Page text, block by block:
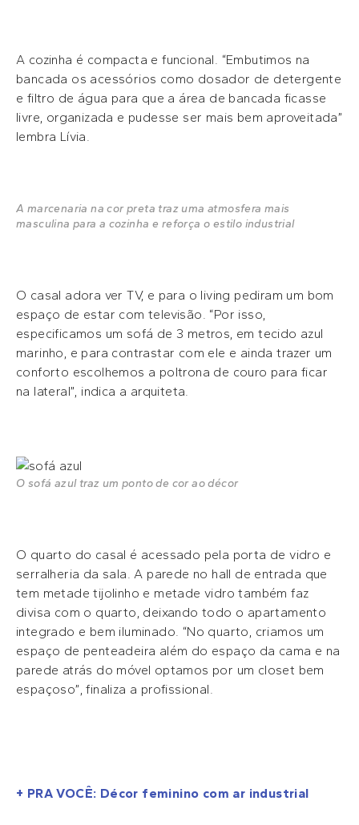
A cozinha é compacta e funcional. “Embutimos na
bancada os acessórios como dosador de detergente
e filtro de água para que a área de bancada ficasse
livre, organizada e pudesse ser mais bem aproveitada”
lembra Lívia.
A marcenaria na cor preta traz uma atmosfera mais
masculina para a cozinha e reforça o estilo industrial
O casal adora ver TV, e para o living pediram um bom
espaço de estar com televisão. “Por isso,
especificamos um sofá de 3 metros, em tecido azul
marinho, e para contrastar com ele e ainda trazer um
conforto escolhemos a poltrona de couro para ficar
na lateral”, indica a arquiteta.
O sofá azul traz um ponto de cor ao décor
O quarto do casal é acessado pela porta de vidro e
serralheria da sala. A parede no hall de entrada que
tem metade tijolinho e metade vidro também faz
divisa com o quarto, deixando todo o apartamento
integrado e bem iluminado. “No quarto, criamos um
espaço de penteadeira além do espaço da cama e na
parede atrás do móvel optamos por um closet bem
espaçoso”, finaliza a profissional.
+ PRA VOCÊ: Décor feminino com ar industrial